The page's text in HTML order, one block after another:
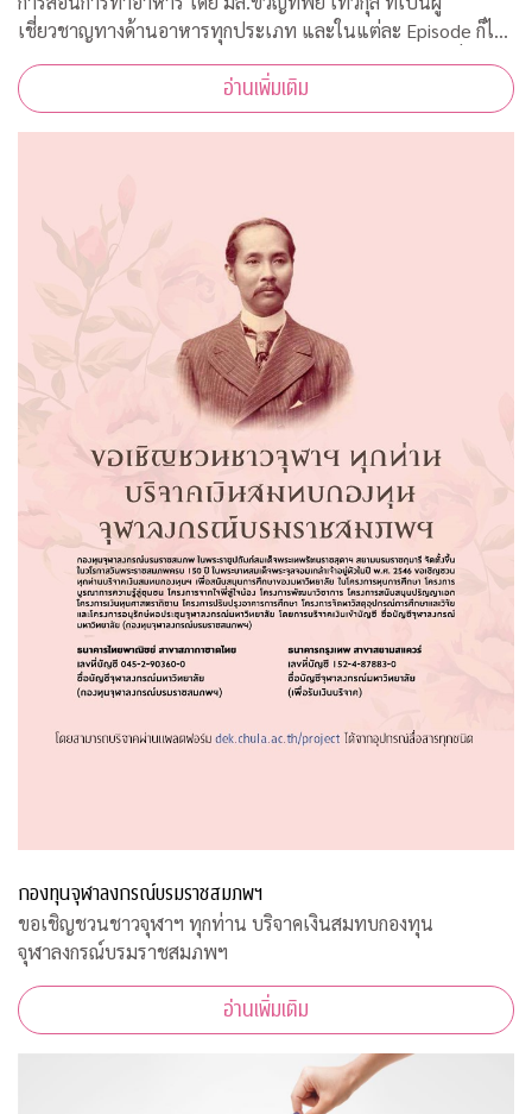
เชี่ยวชาญทางด้านอาหารทุกประเภท และในแต่ละ Episode ก็ได้
รับความร่วมมือจากคณาจารย์ ผู้ทรงคุณวุฒิ จากคณะต่างๆ ที่มาให้
ความรู้ ตามหลักวิชาการอีกด้วยอ่านเพิ่มเติม
กองทุนจุฬาลงกรณ์บรมราชสมภพฯ
ขอเชิญชวนชาวจุฬาฯ ทุกท่าน บริจาคเงินสมทบกองทุน
จุฬาลงกรณ์บรมราชสมภพฯ
อ่านเพิ่มเติม